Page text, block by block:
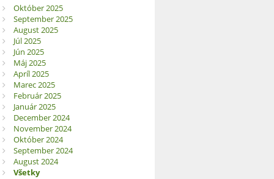
Október 2025
September 2025
August 2025
Júl 2025
Jún 2025
Máj 2025
Apríl 2025
Marec 2025
Február 2025
Január 2025
December 2024
November 2024
Október 2024
September 2024
August 2024
Všetky